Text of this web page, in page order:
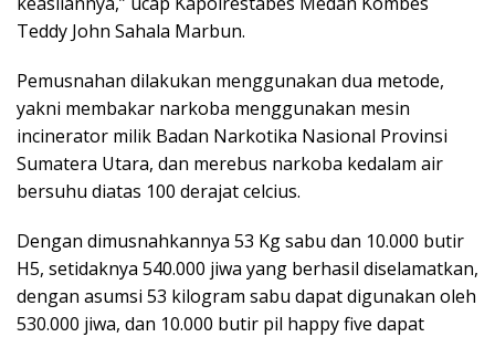
Teddy John Sahala Marbun.
Pemusnahan dilakukan menggunakan dua metode,
yakni membakar narkoba menggunakan mesin
incinerator milik Badan Narkotika Nasional Provinsi
Sumatera Utara, dan merebus narkoba kedalam air
bersuhu diatas 100 derajat celcius.
Dengan dimusnahkannya 53 Kg sabu dan 10.000 butir
H5, setidaknya 540.000 jiwa yang berhasil diselamatkan,
dengan asumsi 53 kilogram sabu dapat digunakan oleh
530.000 jiwa, dan 10.000 butir pil happy five dapat